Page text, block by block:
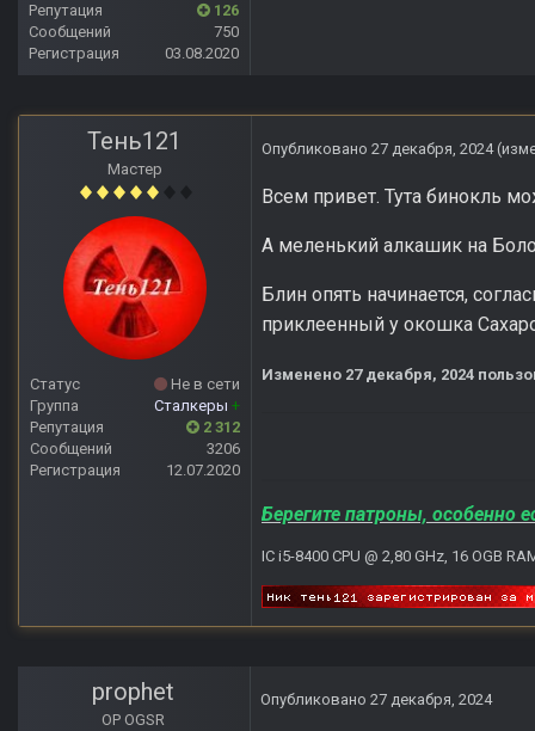
Репутация
126
Сообщений
750
Регистрация
03.08.2020
Тень121
Мастер
Статус
Не в сети
Группа
Сталкеры +
Репутация
2 312
Сообщений
3206
Регистрация
12.07.2020
Опубликовано 27 декабря, 2024
Всем привет. Тута бинокль
А меленький алкашик на
Блин опять начинается,
приклеенный у окошка
Изменено 27 декабря, 2024
Берегите патроны, особенно
IC i5-8400 CPU @ 2,80 GHz, 16 OGB
prophet
OP OGSR
Опубликовано 27 декабря, 2024